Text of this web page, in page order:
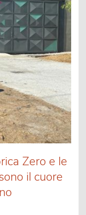
Zero e le
il cuore